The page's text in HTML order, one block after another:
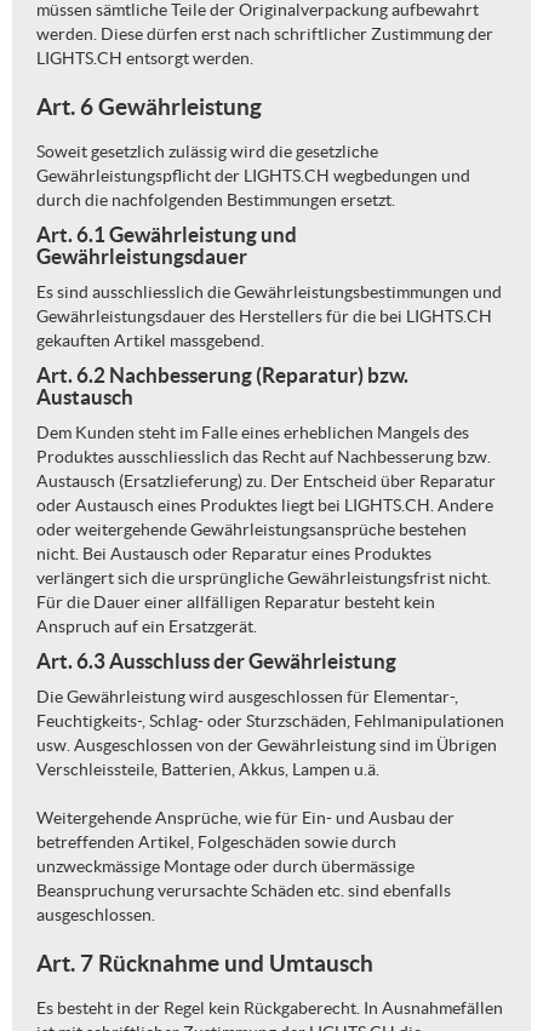
müssen sämtliche Teile der Originalverpackung aufbewahrt
werden. Diese dürfen erst nach schriftlicher Zustimmung der
LIGHTS.CH entsorgt werden.
Art. 6 Gewährleistung
Soweit gesetzlich zulässig wird die gesetzliche
Gewährleistungspflicht der LIGHTS.CH wegbedungen und
durch die nachfolgenden Bestimmungen ersetzt.
Art. 6.1 Gewährleistung und
Gewährleistungsdauer
Es sind ausschliesslich die Gewährleistungsbestimmungen und
Gewährleistungsdauer des Herstellers für die bei LIGHTS.CH
gekauften Artikel massgebend.
Art. 6.2 Nachbesserung (Reparatur) bzw.
Austausch
Dem Kunden steht im Falle eines erheblichen Mangels des
Produktes ausschliesslich das Recht auf Nachbesserung bzw.
Austausch (Ersatzlieferung) zu. Der Entscheid über Reparatur
oder Austausch eines Produktes liegt bei LIGHTS.CH. Andere
oder weitergehende Gewährleistungsansprüche bestehen
nicht. Bei Austausch oder Reparatur eines Produktes
verlängert sich die ursprüngliche Gewährleistungsfrist nicht.
Für die Dauer einer allfälligen Reparatur besteht kein
Anspruch auf ein Ersatzgerät.
Art. 6.3 Ausschluss der Gewährleistung
Die Gewährleistung wird ausgeschlossen für Elementar-,
Feuchtigkeits-, Schlag- oder Sturzschäden, Fehlmanipulationen
usw. Ausgeschlossen von der Gewährleistung sind im Übrigen
Verschleissteile, Batterien, Akkus, Lampen u.ä.
Weitergehende Ansprüche, wie für Ein- und Ausbau der
betreffenden Artikel, Folgeschäden sowie durch
unzweckmässige Montage oder durch übermässige
Beanspruchung verursachte Schäden etc. sind ebenfalls
ausgeschlossen.
Art. 7 Rücknahme und Umtausch
Es besteht in der Regel kein Rückgaberecht. In Ausnahmefällen